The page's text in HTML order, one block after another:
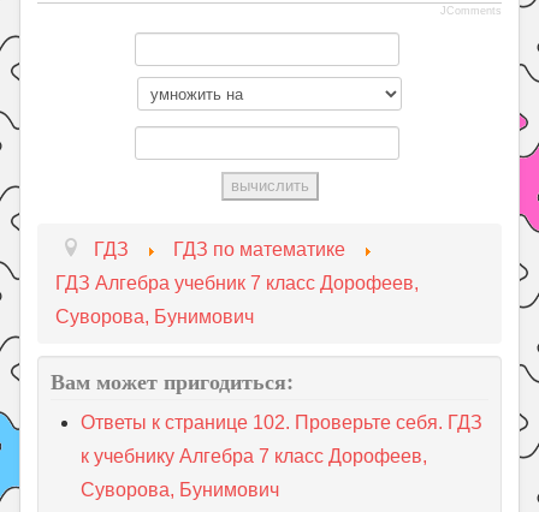
JComments
ГДЗ
ГДЗ по математике
ГДЗ Алгебра учебник 7 класс Дорофеев,
Суворова, Бунимович
Вам может пригодиться:
Ответы к странице 102. Проверьте себя. ГДЗ
к учебнику Алгебра 7 класс Дорофеев,
Суворова, Бунимович